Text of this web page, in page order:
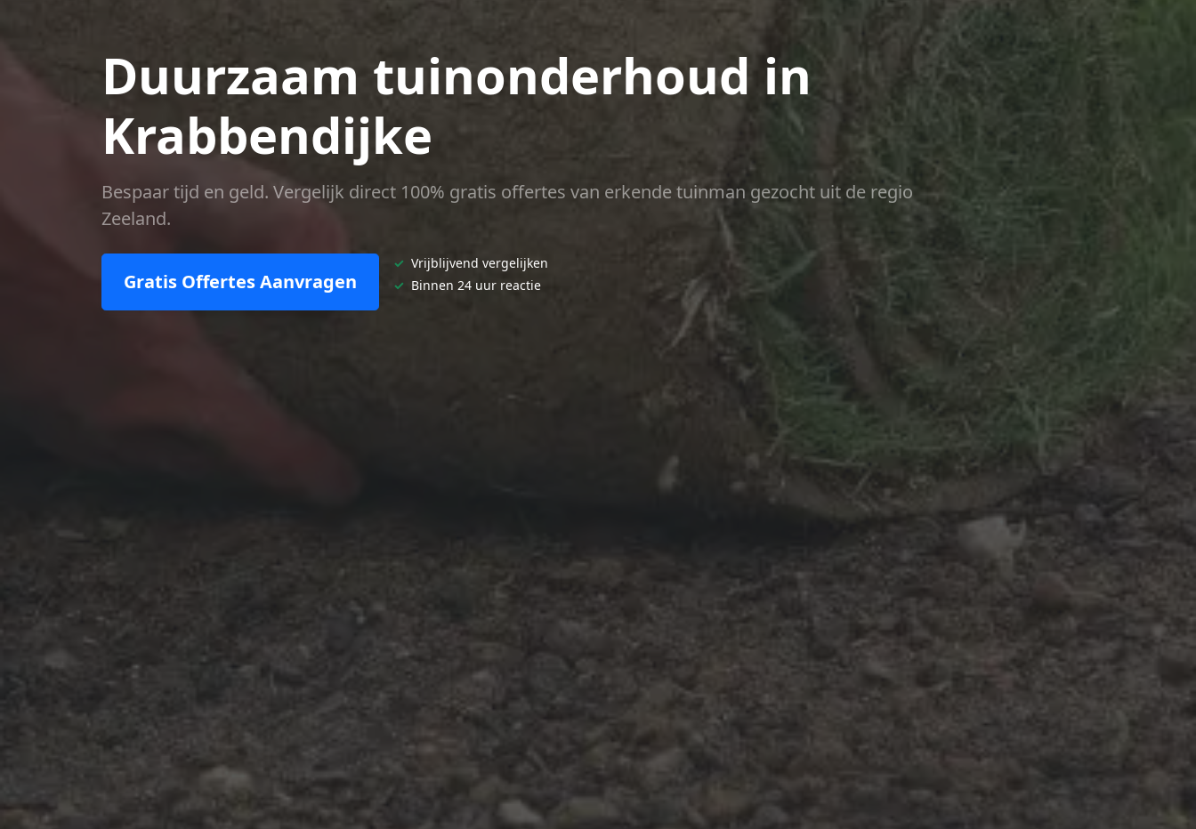
Duurzaam tuinonderhoud in
Krabbendijke
Bespaar tijd en geld. Vergelijk direct 100% gratis offertes van erkende tuinman gezocht uit de regio
Zeeland.
Gratis Offertes Aanvragen
✓ Vrijblijvend vergelijken
✓ Binnen 24 uur reactie